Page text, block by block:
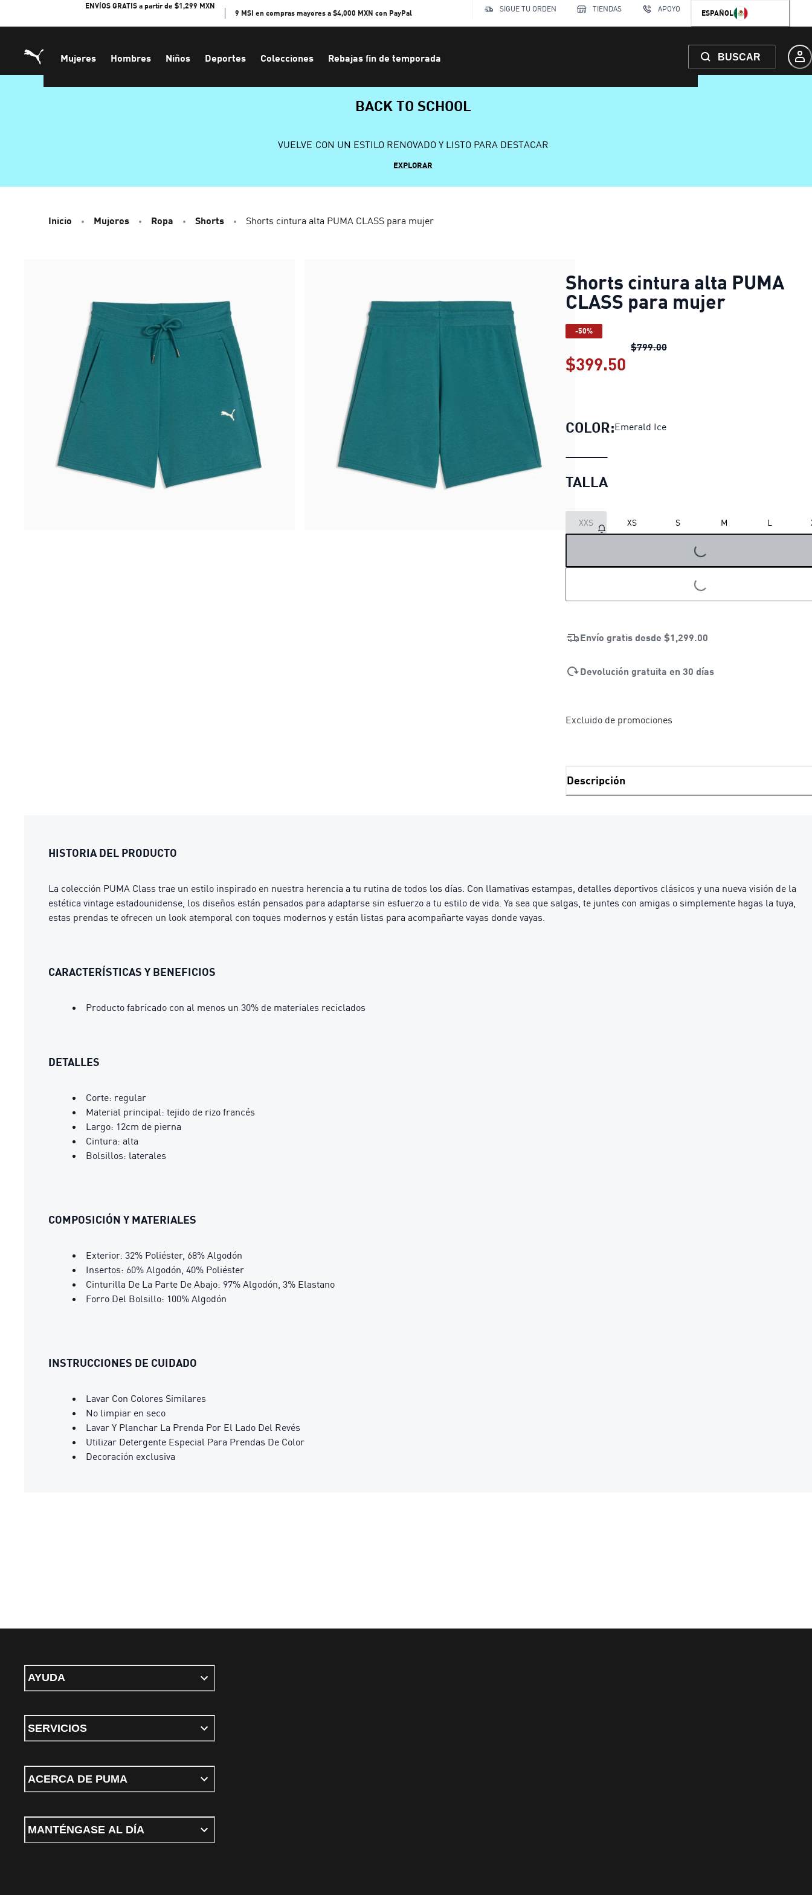
ENVÍOS GRATIS a partir de $1,299 MXN
9 MSI en compras mayores a $4,000 MXN con PayPal
SIGUE TU ORDEN TIENDAS APOYO ESPAÑOL
Mujeres Hombres Niños Deportes Colecciones Rebajas fin de temporada BUSCAR
BACK TO SCHOOL
VUELVE CON UN ESTILO RENOVADO Y LISTO PARA DESTACAR
EXPLORAR
Inicio Mujeres Ropa Shorts Shorts cintura alta PUMA CLASS para mujer
Shorts cintura alta PUMA
CLASS para mujer
-50%
$799.00Shorts cintura alta PUMA
$399.50
COLOR:Emerald Ice
TALLA
XXS XS S M L
LOADING...
LOADING...
Envío gratis desde $1,299.00
Devolución gratuita en 30 días
Excluido de promociones
Descripción
HISTORIA DEL PRODUCTO
La colección PUMA Class trae un estilo inspirado en nuestra herencia a tu rutina de todos los días. Con llamativas estampas, detalles deportivos clásicos y una nueva visión de la
estética vintage estadounidense, los diseños están pensados para adaptarse sin esfuerzo a tu estilo de vida. Ya sea que salgas, te juntes con amigas o simplemente hagas la tuya,
estas prendas te ofrecen un look atemporal con toques modernos y están listas para acompañarte vayas donde vayas.
CARACTERÍSTICAS Y BENEFICIOS
Producto fabricado con al menos un 30% de materiales reciclados
DETALLES
Corte: regular
Material principal: tejido de rizo francés
Largo: 12cm de pierna
Cintura: alta
Bolsillos: laterales
COMPOSICIÓN Y MATERIALES
Exterior: 32% Poliéster, 68% Algodón
Insertos: 60% Algodón, 40% Poliéster
Cinturilla De La Parte De Abajo: 97% Algodón, 3% Elastano
Forro Del Bolsillo: 100% Algodón
INSTRUCCIONES DE CUIDADO
Lavar Con Colores Similares
No limpiar en seco
Lavar Y Planchar La Prenda Por El Lado Del Revés
Utilizar Detergente Especial Para Prendas De Color
Decoración exclusiva
AYUDA
SERVICIOS
ACERCA DE PUMA
MANTÉNGASE AL DÍA